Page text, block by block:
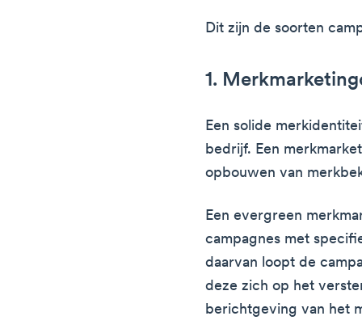
Dit zijn de soorten
1.
Een solide
bedrijf. Een
opbouwen van
Een evergreen
campagnes met
daarvan loopt de
deze zich op het
berichtgeving van het